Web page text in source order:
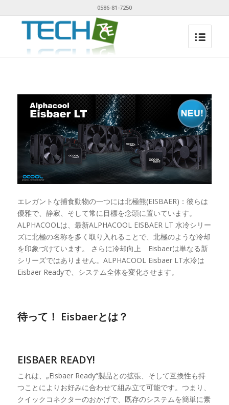
0586-81-7250
エレガントな捕食動物の一つには北極熊(EISBAER)：彼らは
優雅で、静寂、そして常に目標を念頭に置いています。
ALPHACOOLは、最新ALPHACOOL EISBAER LT 水冷シリー
ズに北極の名称を多く取り入れることで、北極のような冷却
を印象づけています。 さらに冷却向上 Eisbaerは単なる新
シリーズではありません。ALPHACOOL Eisbaer LT水冷は
Eisbaer Readyで、システム全体を変化させます。
待って！ Eisbaerとは？
EISBAER READY!
これは、„Eisbaer Ready“製品との拡張、そして互換性も持
つことによりお好みに合わせて組み立て可能です。つまり、
クイックコネクターのおかげで、既存のシステムを簡単に素